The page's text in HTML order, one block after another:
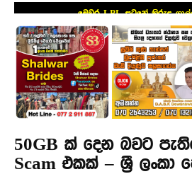
මෙවර LPL සටනේ කිරුළ
50GB ක් දෙන බවට
Scam එකක් – ශ්‍රී ලංකා